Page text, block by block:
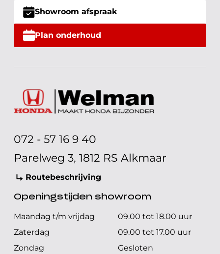
Showroom afspraak
Plan onderhoud
072 - 57 16 9 40
Parelweg 3, 1812 RS Alkmaar
Routebeschrijving
Openingstijden showroom
Maandag t/m vrijdag
09.00 tot 18.00 uur
Zaterdag
09.00 tot 17.00 uur
Zondag
Gesloten